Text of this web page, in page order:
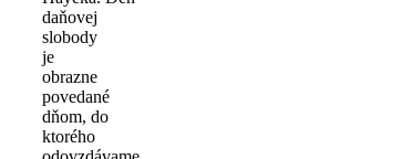
daňovej
slobody
je
obrazne
povedané
dňom, do
ktorého